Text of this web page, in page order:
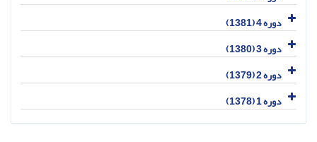
دوره 4 (1381)
دوره 3 (1380)
دوره 2 (1379)
دوره 1 (1378)